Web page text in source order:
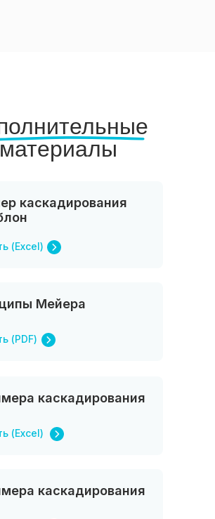
каскадирования
(Excel)
Мейера
(PDF)
каскадирования
(Excel)
каскадирования